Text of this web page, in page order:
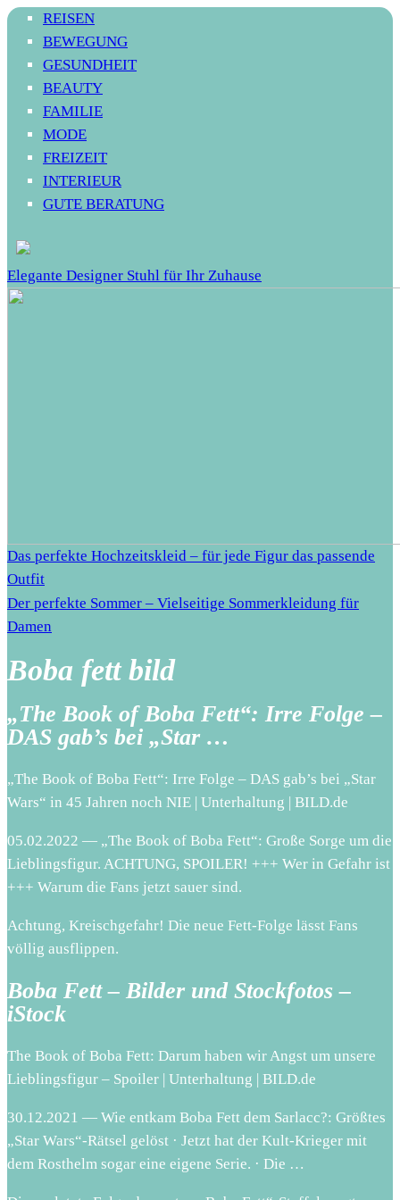
REISEN
BEWEGUNG
GESUNDHEIT
BEAUTY
FAMILIE
MODE
FREIZEIT
INTERIEUR
GUTE BERATUNG
Elegante Designer Stuhl für Ihr Zuhause
Das perfekte Hochzeitskleid – für jede Figur das passende
Outfit
Der perfekte Sommer – Vielseitige Sommerkleidung für
Damen
Boba fett bild
„The Book of Boba Fett“: Irre Folge –
DAS gab’s bei „Star …
„The Book of Boba Fett“: Irre Folge – DAS gab’s bei „Star
Wars“ in 45 Jahren noch NIE | Unterhaltung | BILD.de
05.02.2022 — „The Book of Boba Fett“: Große Sorge um die
Lieblingsfigur. ACHTUNG, SPOILER! +++ Wer in Gefahr ist
+++ Warum die Fans jetzt sauer sind.
Achtung, Kreischgefahr! Die neue Fett-Folge lässt Fans
völlig ausflippen.
Boba Fett – Bilder und Stockfotos –
iStock
The Book of Boba Fett: Darum haben wir Angst um unsere
Lieblingsfigur – Spoiler | Unterhaltung | BILD.de
30.12.2021 — Wie entkam Boba Fett dem Sarlacc?: Größtes
„Star Wars“-Rätsel gelöst · Jetzt hat der Kult-Krieger mit
dem Rosthelm sogar eine eigene Serie. · Die …